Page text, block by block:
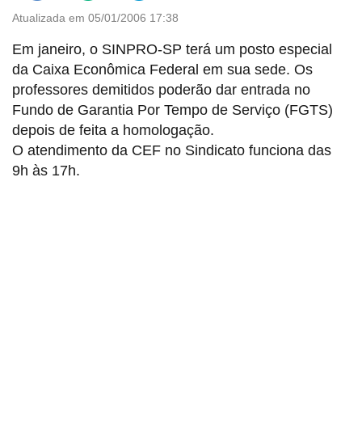
Atualizada em 05/01/2006 17:38
Em janeiro, o SINPRO-SP terá um posto especial
da Caixa Econômica Federal em sua sede. Os
professores demitidos poderão dar entrada no
Fundo de Garantia Por Tempo de Serviço (FGTS)
depois de feita a homologação.
O atendimento da CEF no Sindicato funciona das
9h às 17h.